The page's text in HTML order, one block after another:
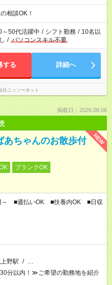
相談OK！
～50代活躍中 / シフト勤務 / 10名以
/ パソコンスキル不要
する 詳細へ
社ニッソーネット
掲載日：2026.08.06
NEW
あちゃんのお散歩付
ブランクOK
～ ■週払いOK ■扶養内OK ■日収
野駅 / …
分以内！≫ご希望の勤務地を紹介